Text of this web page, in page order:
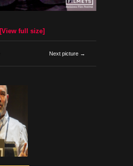
[View full size]
Next picture →